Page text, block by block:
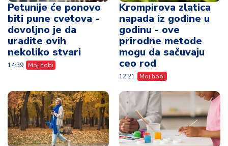
Petunije će ponovo
biti pune cvetova -
dovoljno je da
uradite ovih
nekoliko stvari
14:39 Moj hobi
Krompirova zlatica
napada iz godine u
godinu - ove
prirodne metode
mogu da sačuvaju
ceo rod
12:21 Moj hobi